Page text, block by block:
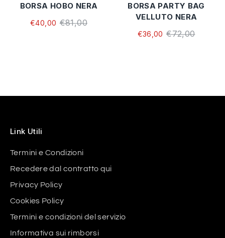
BORSA HOBO NERA
€40,00 €81,00
BORSA PARTY BAG
VELLUTO NERA
€36,00 €72,00
Link Utili
Termini e Condizioni
Recedere dal contratto qui
Privacy Policy
Cookies Policy
Termini e condizioni del servizio
Informativa sui rimborsi